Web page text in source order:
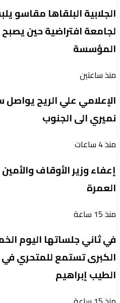
الجلابية البلقاها مقاسو
لجامعة افتراضية حين
المؤسسة
منذ ساعتين
الإعلامي علي الريح
نميري الى الجنوب
منذ 4 ساعات
إعفاء وزير الأوقاف
العمرة
منذ 15 ساعة
في ثاني جلساتها اليوم
الكبرى تستمع للمتحري
الطيب إبراهيم